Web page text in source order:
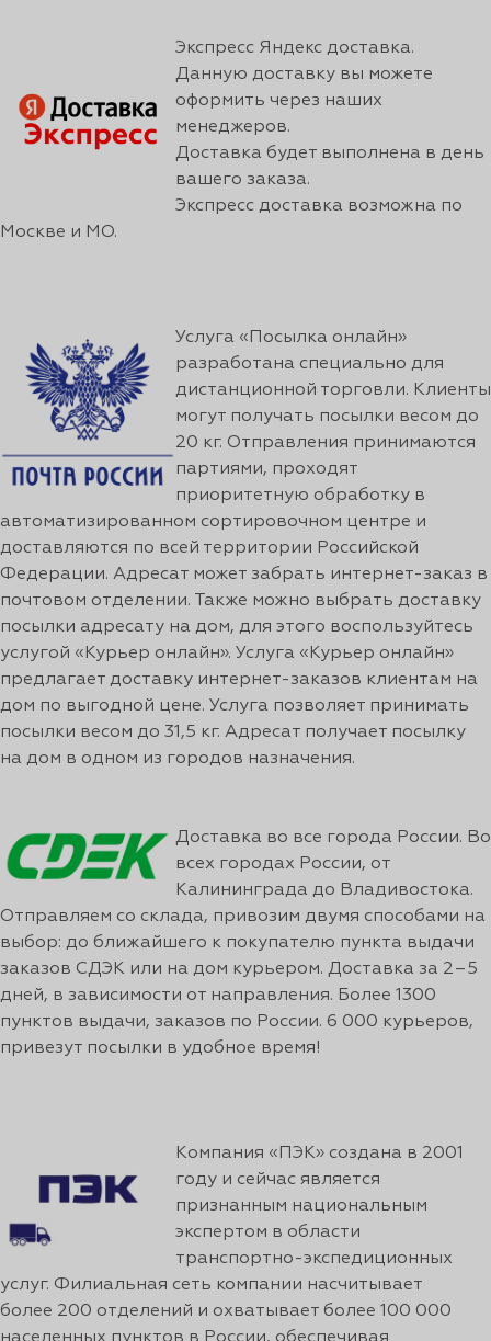
Экспресс Яндекс доставка.
Данную доставку вы можете
оформить через наших
менеджеров.
Доставка будет выполнена в день
вашего заказа.
Экспресс доставка возможна по
Москве и МО.
Услуга «Посылка онлайн»
разработана специально для
дистанционной торговли. Клиенты
могут получать посылки весом до
20 кг. Отправления принимаются
партиями, проходят
приоритетную обработку в
автоматизированном сортировочном центре и
доставляются по всей территории Российской
Федерации. Адресат может забрать интернет-заказ в
почтовом отделении. Также можно выбрать доставку
посылки адресату на дом, для этого воспользуйтесь
услугой «Курьер онлайн». Услуга «Курьер онлайн»
предлагает доставку интернет-заказов клиентам на
дом по выгодной цене. Услуга позволяет принимать
посылки весом до 31,5 кг. Адресат получает посылку
на дом в одном из городов назначения.
Доставка во все города России. Во
всех городах России, от
Калининграда до Владивостока.
Отправляем со склада, привозим двумя способами на
выбор: до ближайшего к покупателю пунктa выдачи
заказов СДЭК или на дом курьером. Доставка за 2–5
дней, в зависимости от направления. Более 1300
пунктов выдачи, заказов по России. 6 000 курьеров,
привезут посылки в удобное время!
Компания «ПЭК» создана в 2001
году и сейчас является
признанным национальным
экспертом в области
транспортно-экспедиционных
услуг. Филиальная сеть компании насчитывает
более 200 отделений и охватывает более 100 000